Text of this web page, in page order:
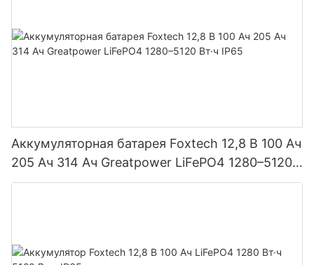
Аккумуляторная батарея Foxtech 12,8 В 100 Ач
205 Ач 314 Ач Greatpower LiFePO4 1280–5120
Вт·ч IP65